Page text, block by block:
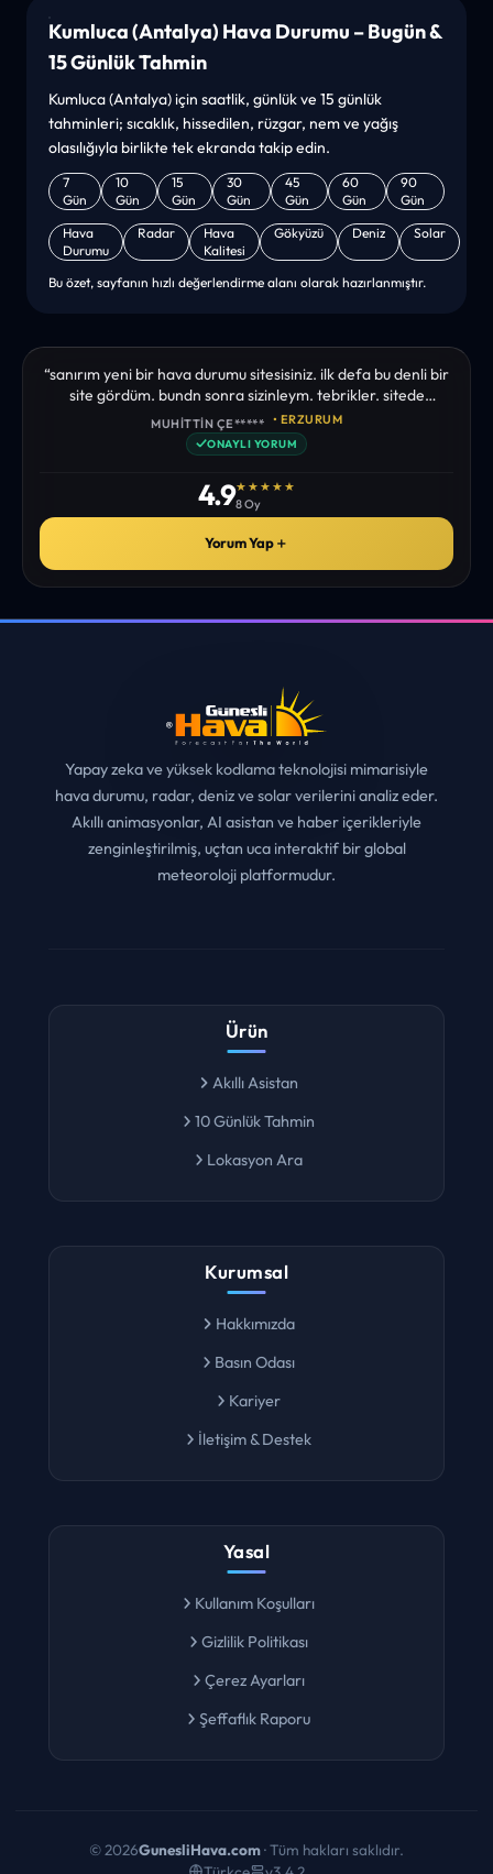
Kumluca (Antalya) Hava Durumu – Bugün &
15 Günlük Tahmin
Kumluca (Antalya) için saatlik, günlük ve 15 günlük
tahminleri; sıcaklık, hissedilen, rüzgar, nem ve yağış
olasılığıyla birlikte tek ekranda takip edin.
7
Gün
10
Gün
15
Gün
30
Gün
45
Gün
60
Gün
90
Gün
Hava
Durumu
Radar
Hava
Kalitesi
Gökyüzü Deniz Solar
Bu özet, sayfanın hızlı değerlendirme alanı olarak hazırlanmıştır.
“sanırım yeni bir hava durumu sitesisiniz. ilk defa bu denli bir
site gördüm. bundn sonra sizinleym. tebrikler. sitede
istediğim tüm bilgiyi bulabiliyorum. ekibinizin emeğine saglık”
MUHITTIN ÇE***** • ERZURUM
✓ONAYLI YORUM
4.9★★★★★
8 Oy
Yorum Yap＋
Yapay zeka ve yüksek kodlama teknolojisi mimarisiyle
hava durumu, radar, deniz ve solar verilerini analiz eder.
Akıllı animasyonlar, AI asistan ve haber içerikleriyle
zenginleştirilmiş, uçtan uca interaktif bir global
meteoroloji platformudur.
Ürün
Akıllı Asistan
10 Günlük Tahmin
Lokasyon Ara
Kurumsal
Hakkımızda
Basın Odası
Kariyer
İletişim & Destek
Yasal
Kullanım Koşulları
Gizlilik Politikası
Çerez Ayarları
Şeffaflık Raporu
© 2026GunesliHava.com· Tüm hakları saklıdır.